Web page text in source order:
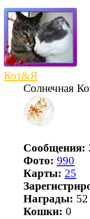
Кот&Я
Солнечная
Сообщения:
Фото: 990
Карты: 25
Награды: 52
Кошки: 0